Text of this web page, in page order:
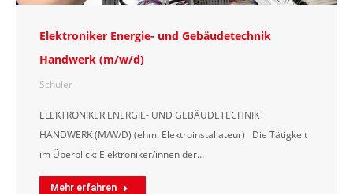
Elektroniker Energie- und Gebäudetechnik
Handwerk (m/w/d)
Schüler
ELEKTRONIKER ENERGIE- UND GEBÄUDETECHNIK
HANDWERK (M/W/D) (ehm. Elektroinstallateur) Die Tätigkeit
im Überblick: Elektroniker/innen der…
Mehr erfahren